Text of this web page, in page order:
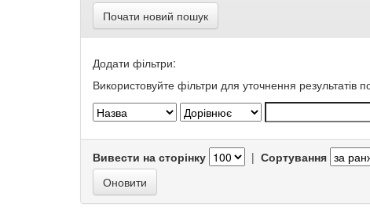
Почати новий пошук
Додати фільтри:
Використовуйте фільтри для уточнення результатів
Вивести на сторінку | Сортування